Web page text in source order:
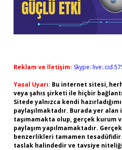
Reklam ve İletişim: Skype:
Yasal Uyarı: Bu internet sitesi,
veya şahıs şirketi ile hiçbir
Sitede yalnızca kendi
paylaşılmaktadır. Burada yer
taşımamakta olup, gerçek kurum
paylaşım yapılmamaktadır.
benzerlikleri tamamen
taslak halindedir ve tavsiye